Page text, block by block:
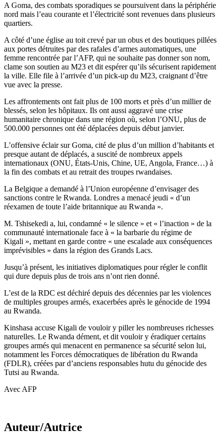
A Goma, des combats sporadiques se poursuivent dans la périphérie
nord mais l’eau courante et l’électricité sont revenues dans plusieurs
quartiers.
A côté d’une église au toit crevé par un obus et des boutiques pillées
aux portes détruites par des rafales d’armes automatiques, une
femme rencontrée par l’AFP, qui ne souhaite pas donner son nom,
clame son soutien au M23 et dit espérer qu’ils sécurisent rapidement
la ville. Elle file à l’arrivée d’un pick-up du M23, craignant d’être
vue avec la presse.
Les affrontements ont fait plus de 100 morts et près d’un millier de
blessés, selon les hôpitaux. Ils ont aussi aggravé une crise
humanitaire chronique dans une région où, selon l’ONU, plus de
500.000 personnes ont été déplacées depuis début janvier.
L’offensive éclair sur Goma, cité de plus d’un million d’habitants et
presque autant de déplacés, a suscité de nombreux appels
internationaux (ONU, États-Unis, Chine, UE, Angola, France…) à
la fin des combats et au retrait des troupes rwandaises.
La Belgique a demandé à l’Union européenne d’envisager des
sanctions contre le Rwanda. Londres a menacé jeudi « d’un
réexamen de toute l’aide britannique au Rwanda ».
M. Tshisekedi a, lui, condamné « le silence » et « l’inaction » de la
communauté internationale face à « la barbarie du régime de
Kigali », mettant en garde contre « une escalade aux conséquences
imprévisibles » dans la région des Grands Lacs.
Jusqu’à présent, les initiatives diplomatiques pour régler le conflit
qui dure depuis plus de trois ans n’ont rien donné.
L’est de la RDC est déchiré depuis des décennies par les violences
de multiples groupes armés, exacerbées après le génocide de 1994
au Rwanda.
Kinshasa accuse Kigali de vouloir y piller les nombreuses richesses
naturelles. Le Rwanda dément, et dit vouloir y éradiquer certains
groupes armés qui menacent en permanence sa sécurité selon lui,
notamment les Forces démocratiques de libération du Rwanda
(FDLR), créées par d’anciens responsables hutu du génocide des
Tutsi au Rwanda.
Avec AFP
Auteur/Autrice